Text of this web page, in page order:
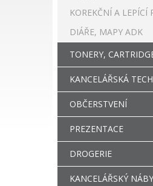
KOREKČNÍ A LEPÍCÍ
DIÁŘE, MAPY ADK
TONERY,
KANCELÁŘSKÁ
OBČERSTVENÍ
PREZENTACE
DROGERIE
KANCELÁŘSKÝ